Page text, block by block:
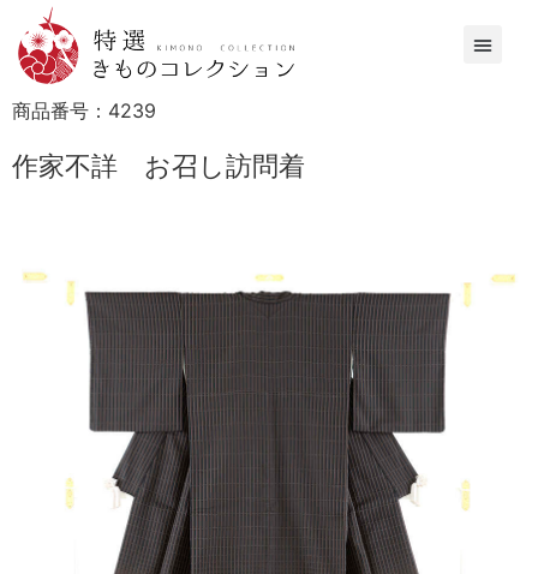
商品番号： 4239
作家不詳 お召し訪問着